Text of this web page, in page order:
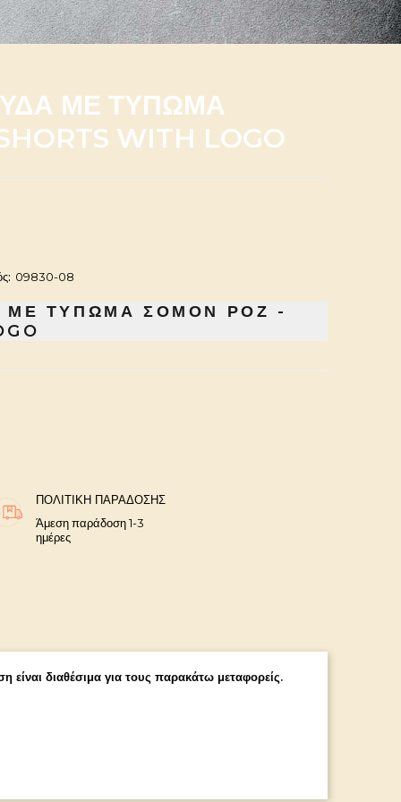
ΜΕ ΤΥΠΩΜΑ
WITH LOGO
09830-08
ΜΕ ΤΥΠΩΜΑ ΣΟΜΟΝ ΡΟΖ -
ΠΟΛΙΤΙΚΉ ΠΑΡΆΔΟΣΗΣ
Άμεση παράδοση 1-3
ημέρες
είναι διαθέσιμα για τους παρακάτω μεταφορείς.